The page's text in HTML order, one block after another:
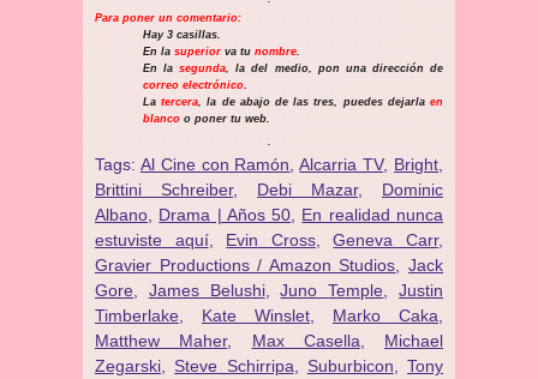
Para poner un comentario:
Hay 3 casillas.
En la superior va tu nombre.
En lasegunda, la del medio, pon una dirección de
correo electrónico.
Latercera, la de abajo de las tres, puedes dejarlaen
blanco o poner tu web.
Tags: Al Cine con Ramón ,Alcarria TV, Bright
Brittini Schreiber, Debi Mazar, Dominic
Albano
Drama | Años 50
En realidad nunca
estuviste aquí, Evin Cross,Geneva Carr,
Gravier Productions / Amazon Studios ,Jack
Gore
James Belushi,Juno Temple ,Justin
Timberlake
Kate Winslet Marko Caka
Matthew Maher, Max Casella
Michael
Zegarski
Steve Schirripa Suburbicon
Tony